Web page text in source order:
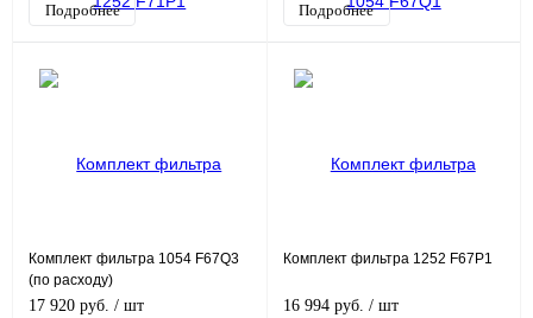
Подробнее Подробнее
Комплект фильтра 1054 F67Q3
(по расходу)
17 920 руб. / шт
Комплект фильтра 1252 F67P1
16 994 руб. / шт